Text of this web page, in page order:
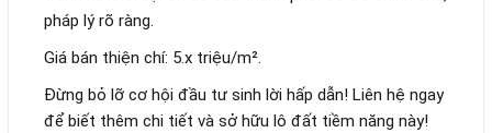
pháp lý rõ ràng.
Giá bán thiện chí: 5.x triệu/m².
Đừng bỏ lỡ cơ hội đầu tư sinh lời hấp dẫn! Liên hệ ngay
để biết thêm chi tiết và sở hữu lô đất tiềm năng này!